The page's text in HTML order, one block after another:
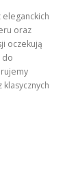
oraz
oczekują
do